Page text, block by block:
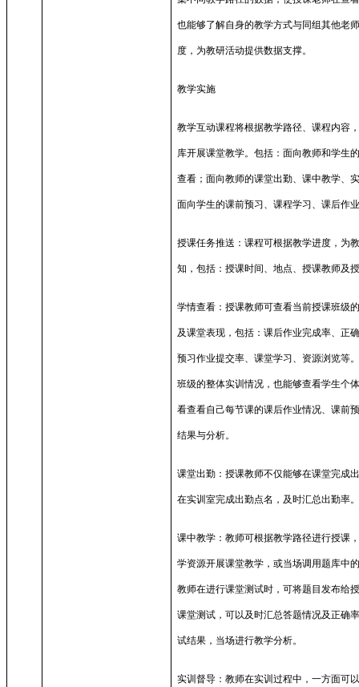
也能够了解自身的教学方式与同组其他老
度，为教研活动提供数据支撑。
教学实施
教学互动课程将根据教学路径、课程内容
库开展课堂教学。包括：面向教师和学生
查看；面向教师的课堂出勤、课中教学、
面向学生的课前预习、课程学习、课后作
授课任务推送：课程可根据教学进度，为
知，包括：授课时间、地点、授课教师及
学情查看：授课教师可查看当前授课班级
及课堂表现，包括：课后作业完成率、正
预习作业提交率、课堂学习、资源浏览等
班级的整体实训情况，也能够查看学生个
看查看自己每节课的课后作业情况、课前
结果与分析。
课堂出勤：授课教师不仅能够在课堂完成
在实训室完成出勤点名，及时汇总出勤率
课中教学：教师可根据教学路径进行授课
学资源开展课堂教学，或当场调用题库中
教师在进行课堂测试时，可将题目发布给
课堂测试，可以及时汇总答题情况及正确
试结果，当场进行教学分析。
实训督导：教师在实训过程中，一方面可